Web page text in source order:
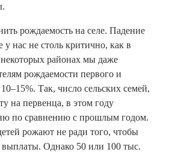
рождаемость на селе. Падение
у нас не столь критично, как в
районах мы даже
рождаемости первого и
Так, число сельских семей,
на первенца, в этом году
по сравнению с прошлым годом.
рожают не ради того, чтобы
Однако 50 или 100 тыс.